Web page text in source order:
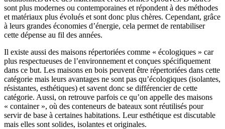
sont plus modernes ou contemporaines et répondent à des méthodes
et matériaux plus évolués et sont donc plus chères. Cependant, grâce
à leurs grandes économies d’énergie, cela permet de rentabiliser
cette dépense au fil des années.
Il existe aussi des maisons répertoriées comme « écologiques » car
plus respectueuses de l’environnement et conçues spécifiquement
dans ce but. Les maisons en bois peuvent être répertoriées dans cette
catégorie mais leurs avantages ne sont pas qu’écologiques (isolantes,
résistantes, esthétiques) et savent donc se différencier de cette
catégorie. Aussi, on retrouve parfois ce qu’on appelle des maisons
« container », où des conteneurs de bateaux sont réutilisés pour
servir de base à certaines habitations. Leur esthétique est discutable
mais elles sont solides, isolantes et originales.